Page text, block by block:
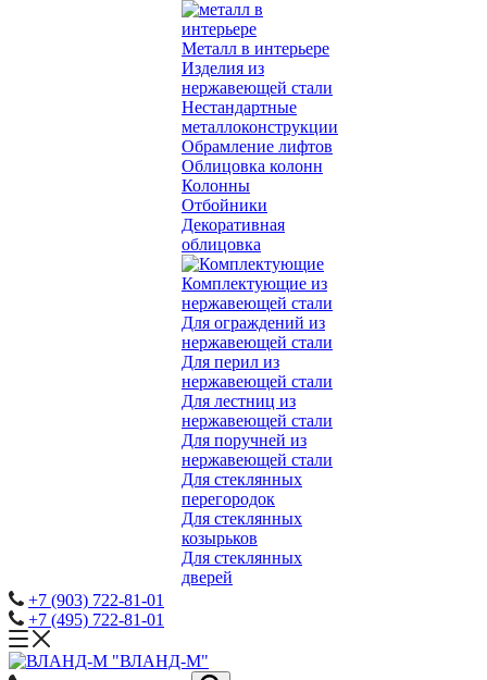
Металл в интерьере
Изделия из
нержавеющей стали
Нестандартные
металлоконструкции
Обрамление лифтов
Облицовка колонн
Колонны
Отбойники
Декоративная
облицовка
Комплектующие из
нержавеющей стали
Для ограждений из
нержавеющей стали
Для перил из
нержавеющей стали
Для лестниц из
нержавеющей стали
Для поручней из
нержавеющей стали
Для стеклянных
перегородок
Для стеклянных
козырьков
Для стеклянных
дверей
+7 (903) 722-81-01
+7 (495) 722-81-01
"ВЛАНД-М"